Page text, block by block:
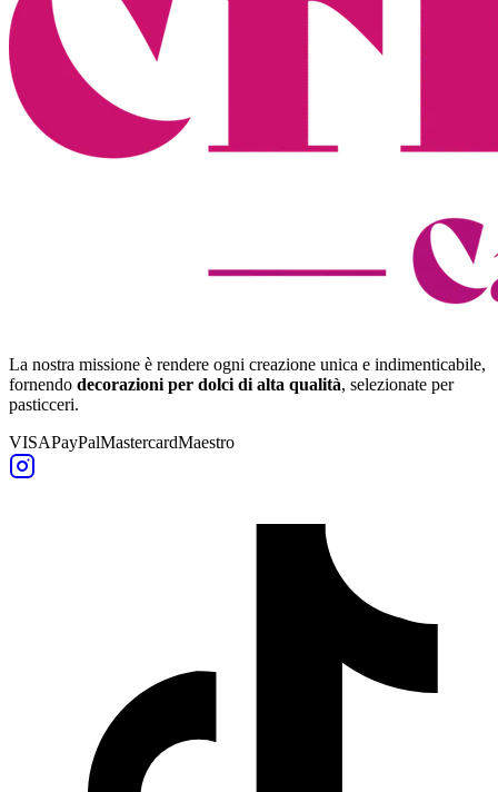
La nostra missione è rendere ogni creazione unica e indimenticabile,
fornendo decorazioni per dolci di alta qualità, selezionate per
pasticceri.
VISAPayPalMastercardMaestro